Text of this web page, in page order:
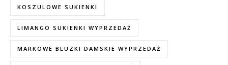
KOSZULOWE SUKIENKI
LIMANGO SUKIENKI WYPRZEDAŻ
MARKOWE BLUZKI DAMSKIE WYPRZEDAŻ